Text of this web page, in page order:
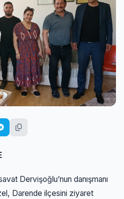
Dervişoğlu’nun danışmanı
Darende ilçesini ziyaret